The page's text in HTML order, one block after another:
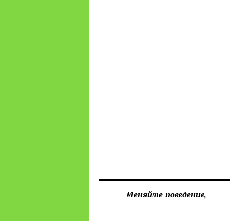
Меняйте поведение,